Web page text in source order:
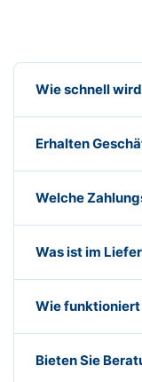
Wie schnell
Erhalten
Welche
Was ist im
Wie
Bieten Sie